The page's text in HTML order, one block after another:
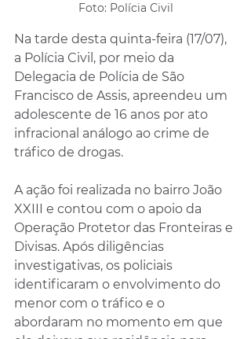
Foto: Polícia Civil
Na tarde desta quinta-feira (17/07),
a Polícia Civil, por meio da
Delegacia de Polícia de São
Francisco de Assis, apreendeu um
adolescente de 16 anos por ato
infracional análogo ao crime de
tráfico de drogas.
A ação foi realizada no bairro João
XXIII e contou com o apoio da
Operação Protetor das Fronteiras e
Divisas. Após diligências
investigativas, os policiais
identificaram o envolvimento do
menor com o tráfico e o
abordaram no momento em que